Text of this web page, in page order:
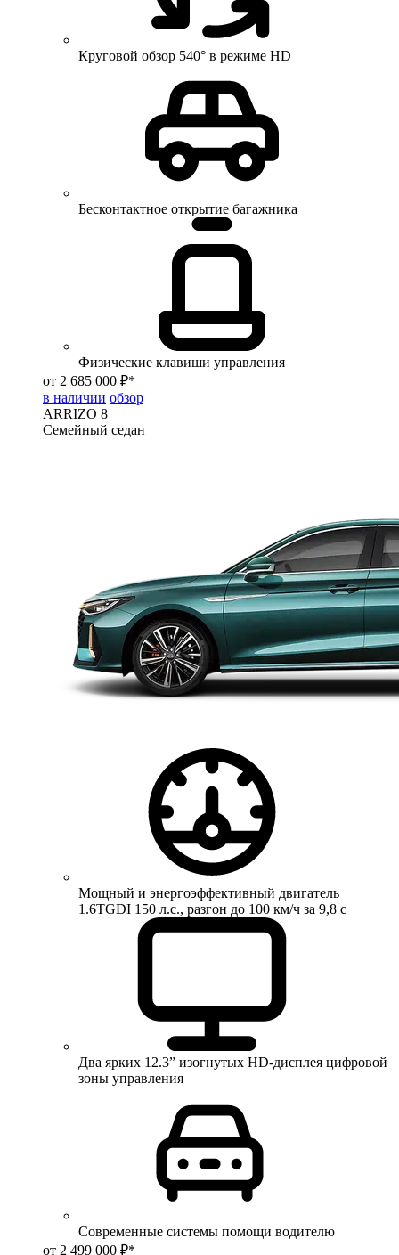
Круговой обзор 540° в режиме HD
Бесконтактное открытие багажника
Физические клавиши управления
от 2 685 000 ₽*
в наличии обзор
ARRIZO 8
Семейный седан
Мощный и энергоэффективный двигатель
1.6TGDI 150 л.с., разгон до 100 км/ч за 9,8 с
Два ярких 12.3” изогнутых HD-дисплея цифровой
зоны управления
Современные системы помощи водителю
от 2 499 000 ₽*